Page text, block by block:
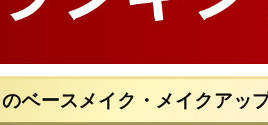
ベースメイク・メイクアッ